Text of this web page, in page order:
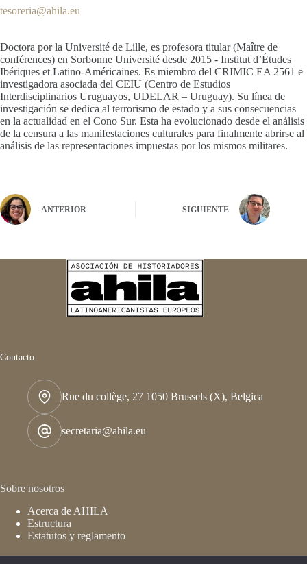
tesoreria@ahila.eu
Doctora por la Université de Lille, es profesora titular (Maître de
conférences) en Sorbonne Université desde 2015 - Institut d’Études
Ibériques et Latino-Américaines. Es miembro del CRIMIC EA 2561 e
investigadora asociada del CEIU (Centro de Estudios
Interdisciplinarios Uruguayos, UDELAR – Uruguay). Su línea de
investigación se dedica al terrorismo de estado y a sus consecuencias
en la actualidad en el Cono Sur. Esta ha evolucionado desde el análisis
de la censura a las manifestaciones culturales para finalmente abrirse al
análisis de las representaciones impuestas por los mismos militares.
ANTERIOR SIGUIENTE
Contacto
Rue du collège, 27 1050 Brussels (X), Belgica
secretaria@ahila.eu
Sobre nosotros
Acerca de AHILA
Estructura
Estatutos y reglamento